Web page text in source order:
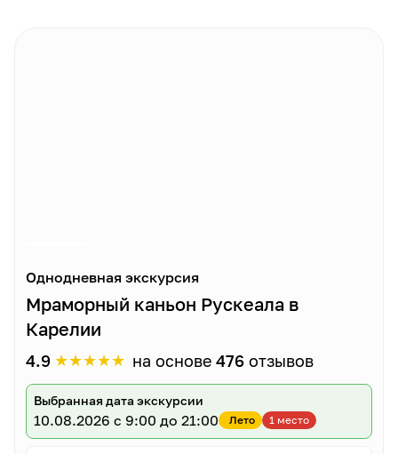
Однодневная экскурсия
Мраморный каньон Рускеала в
Карелии
4.9 ★★★★★ на основе 476 отзывов
Выбранная дата экскурсии
10.08.2026 с 9:00 до 21:00 Лето 1 место